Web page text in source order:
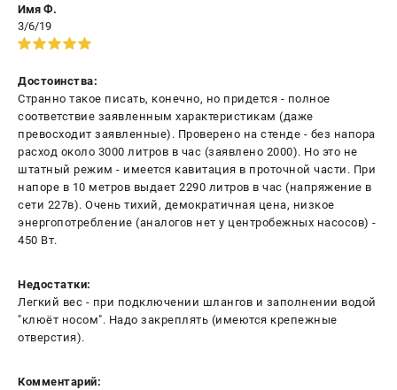
Имя Ф.
3/6/19
Достоинства:
Странно такое писать, конечно, но придется - полное
соответствие заявленным характеристикам (даже
превосходит заявленные). Проверено на стенде - без напора
расход около 3000 литров в час (заявлено 2000). Но это не
штатный режим - имеется кавитация в проточной части. При
напоре в 10 метров выдает 2290 литров в час (напряжение в
сети 227в). Очень тихий, демократичная цена, низкое
энергопотребление (аналогов нет у центробежных насосов) -
450 Вт.
Недостатки:
Легкий вес - при подключении шлангов и заполнении водой
"клюёт носом". Надо закреплять (имеются крепежные
отверстия).
Комментарий: